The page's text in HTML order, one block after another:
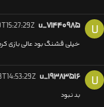
U u_۷۱۴۴۰۹۸۵
خیلی قشنگ بود عالی بازی
U u_۱۹۳۸۳۵۱۶
بد نبود